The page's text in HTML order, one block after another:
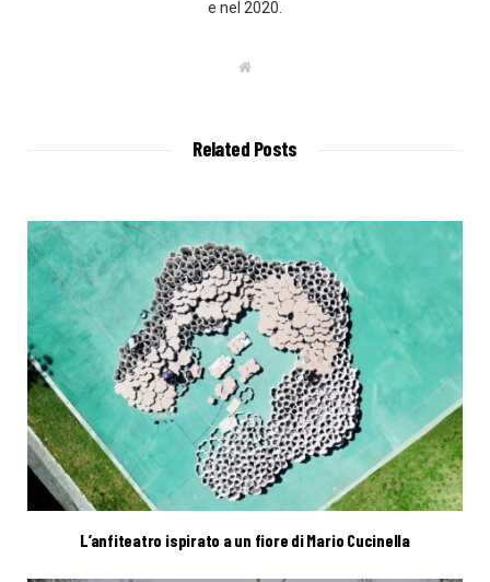
e nel 2020.
W
Related Posts
L’anfiteatro ispirato a un fiore di Mario Cucinella